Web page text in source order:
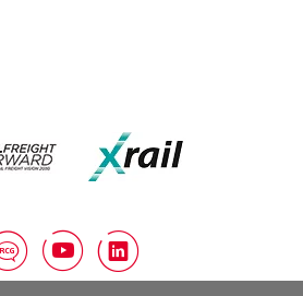
Freight Forward Xrail
RCG Blog
YouTube